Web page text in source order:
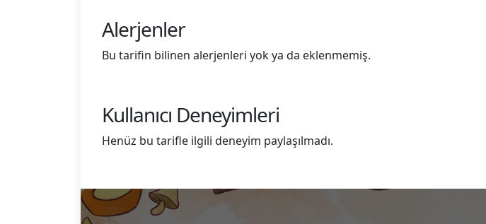
Alerjenler
Bu tarifin bilinen alerjenleri yok ya da eklenmemiş.
Kullanıcı Deneyimleri
Henüz bu tarifle ilgili deneyim paylaşılmadı.